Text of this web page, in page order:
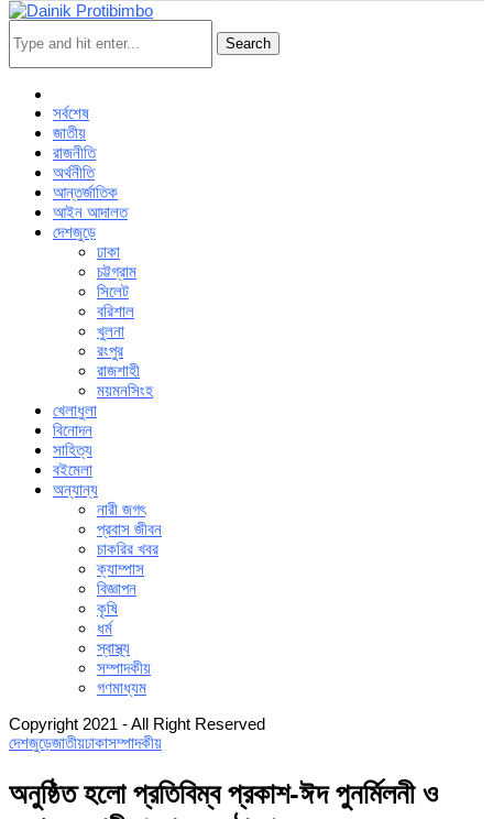
Search
সর্বশেষ
জাতীয়
রাজনীতি
অর্থনীতি
আন্তর্জাতিক
আইন আদালত
দেশজুড়ে
ঢাকা
চট্টগ্রাম
সিলেট
বরিশাল
খুলনা
রংপুর
রাজশাহী
ময়মনসিংহ
খেলাধুলা
বিনোদন
সাহিত্য
বইমেলা
অন্যান্য
নারী জগৎ
প্রবাস জীবন
চাকরির খবর
ক্যাম্পাস
বিজ্ঞাপন
কৃষি
ধর্ম
স্বাস্থ্য
সম্পাদকীয়
গণমাধ্যম
Copyright 2021 - All Right Reserved
দেশজুড়েজাতীয়ঢাকাসম্পাদকীয়
অনুষ্ঠিত হলো প্রতিবিম্ব প্রকাশ-ঈদ পুনর্মিলনী ও